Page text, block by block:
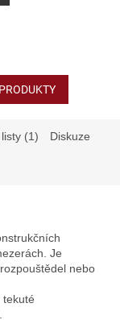
(1) Diskuze
Je
nebo
tekuté